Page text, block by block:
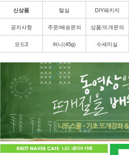
신상품 털실 DIY패키지
공지사항 주문/배송문의 상품/뜨개문의
모드2 허니(45g) 수세미실